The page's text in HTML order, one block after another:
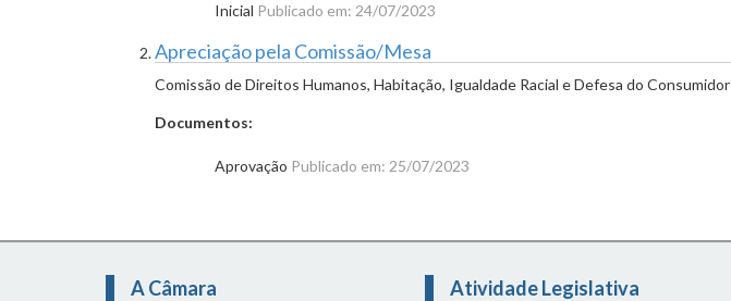
Inicial Publicado em: 24/07/2023
Apreciação pela Comissão/Mesa
Comissão de Direitos Humanos, Habitação, Igualdade Racial e Defesa do Consumidor
Documentos:
Aprovação Publicado em: 25/07/2023
A Câmara Atividade Legislativa